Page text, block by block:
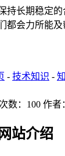
持长期稳定
都会力所能
- 技术知识 -
数：100 作者
站介绍